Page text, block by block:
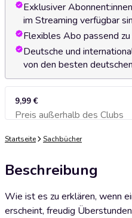
Exklusiver
im Streaming verfügbar
Flexibles Abo passend
Deutsche und
von den besten
9,99 €
Preis außerhalb des Clubs
Zum
Startseite Sachbücher
Beschreibung
Wie ist es zu erklären, wenn
erscheint, freudig